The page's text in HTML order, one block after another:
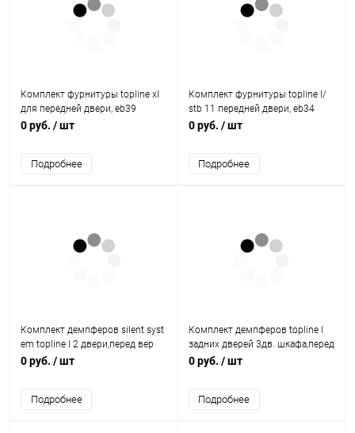
Комплект фурнитуры topline xl
для передней двери, eb39
9183615 Hettich
0 руб. / шт
Подробнее
Комплект фурнитуры topline l/
stb 11 передней двери, eb34
9206501 Hettich
0 руб. / шт
Подробнее
Комплект демпферов silent syst
em topline l 2 двери,перед вер
х.пан.,без огр. хода,открыт.,l
0 руб. / шт
Подробнее
Комплект демпферов topline l
задних дверей 3дв. шкафа,перед
верх. панелью,закрыт. 9169653
0 руб. / шт
Подробнее